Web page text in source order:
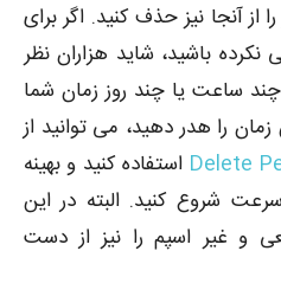
از آنجا نیز حذف کنید. اگر برای
باشید، شاید هزاران نظر
ساعت یا چند روز زمان شما
را هدر دهید، می توانید از
Delete استفاده کنید و بهینه
شروع کنید. البته در این
و غیر اسپم را نیز از دست